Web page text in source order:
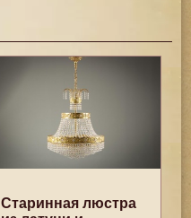
Старинная люстра